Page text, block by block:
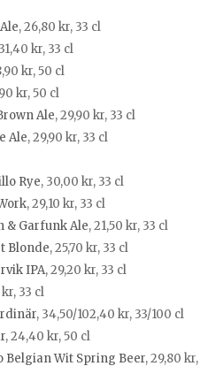
, 26,80 kr, 33 cl
kr, 33 cl
kr, 50 cl
kr, 50 cl
Ale, 29,90 kr, 33 cl
Ale, 29,90 kr, 33 cl
Rye, 30,00 kr, 33 cl
, 29,10 kr, 33 cl
& Garfunk Ale, 21,50 kr, 33 cl
Blonde, 25,70 kr, 33 cl
IPA, 29,20 kr, 33 cl
kr, 33 cl
, 34,50/102,40 kr, 33/100 cl
, 24,40 kr, 50 cl
Belgian Wit Spring Beer, 29,80 kr,